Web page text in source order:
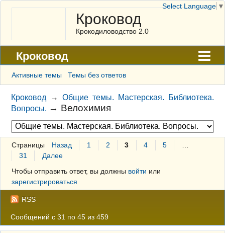
Кроковод
Крокодиловодство 2.0
Кроковод
Форум
Архив
ГАЛЕРЕЯ
Правила
Поиск
Регистрация
Вход
Активные темы Темы без ответов
Кроковод →Общие темы. Мастерская. Библиотека.
Вопросы. → Велохимия
Страницы Назад 1 2 3 4 5
31
Далее
Чтобы отправить ответ, вы должны войти или
зарегистрироваться
RSS
Сообщений с 31 по 45 из 459
Select Language ▼